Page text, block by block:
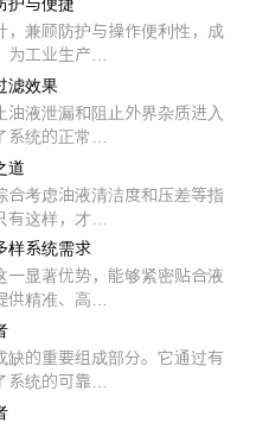
护与便捷
，兼顾防护与操作便利性，成
为工业生产…
滤效果
液泄漏和阻止外界杂质进入
系统的正常…
道
合考虑油液清洁度和压差等指
有这样，才…
样系统需求
一显著优势，能够紧密贴合液
供精准、高…
缺的重要组成部分。它通过有
系统的可靠…